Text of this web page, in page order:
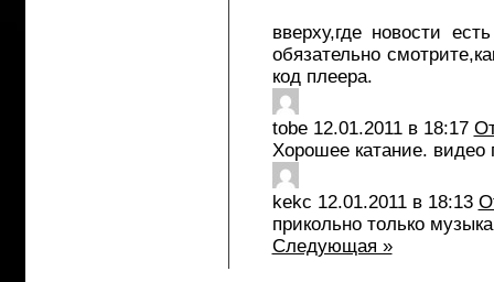
вверху,где новости
обязательно
код плеера.
tobe 12.01.2011 в 18:17
Хорошее катание. видео
kekc 12.01.2011 в 18:13
прикольно только
Следующая »